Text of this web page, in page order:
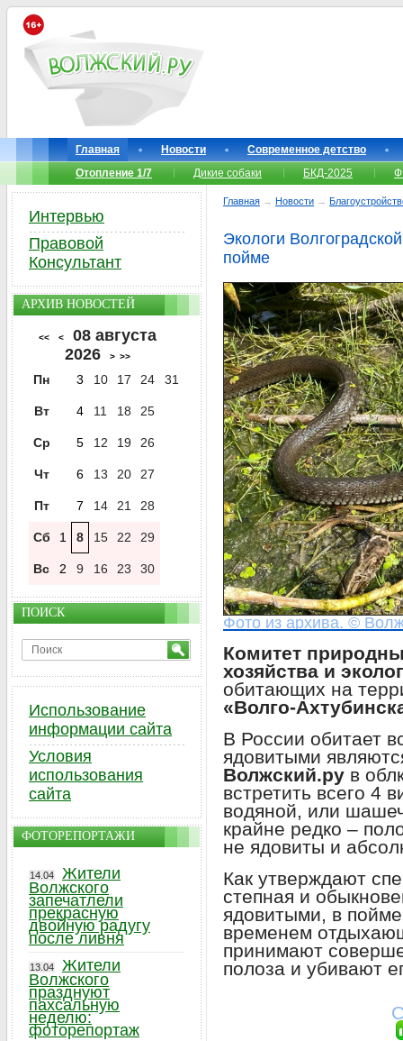
Главная Новости
Современное детство
Отопление 1/7
Дикие собаки БКД-2025
Главная → Новости →
Экологи
пойме
Фото из архива. ©
Комитет
хозяйства и
обитающих на
«Волго-
В России обитает
ядовитыми
Волжский.ру в
встретить всего 4
водяной, или
крайне редко –
не ядовиты и
Как утверждают
степная и
ядовитыми, в
временем
принимают
полоза и убивают
Интервью
Правовой
Консультант
АРХИВ НОВОСТЕЙ
<< <
08 августа
2026
> >>
Пн 3 10 17 24 31
Вт 4 11 18 25
Ср 5 12 19 26
Чт 6 13 20 27
Пт 7 14 21 28
Сб 1 8 15 22 29
Вс 2 9 16 23 30
ПОИСК
Использование
информации сайта
Условия
использования
сайта
ФОТОРЕПОРТАЖИ
14.04
Жители
Волжского
запечатлели
прекрасную
двойную радугу
после ливня
13.04
Жители
Волжского
празднуют
пахсальную
неделю:
фоторепортаж